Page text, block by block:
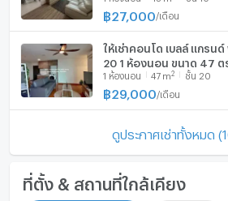
฿27,000 /เดือน
ให้เช่าคอนโด เบลล์ แกรนด์
20 1 ห้องนอน ขนาด 47 ต
พระราม 9
1 ห้องนอน 47 m2 ชั้น 20
฿29,000 /เดือน
ดูประกาศเช่าทั้งหมด
ที่ตั้ง & สถานที่ใกล้เคียง